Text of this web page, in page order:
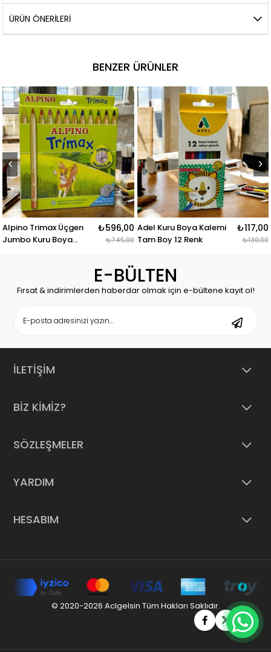
ÜRÜN ÖNERILERI
BENZER ÜRÜNLER
Üçgen
Boya
₺596,00
₺745,00
Adel Kuru Boya Kalemi
Tam Boy 12 Renk
₺117,00
₺130,00
Bic Kids
Kuru Boya
E-BÜLTEN
Fırsat & indirimlerden haberdar olmak için e-bültene kayıt ol!
İLETİŞİM
BİZ KİMİZ?
SÖZLEŞMELER
YARDIM
HESABIM
© 2020-2026 Aclgelsin Tüm Hakları Saklıdır.